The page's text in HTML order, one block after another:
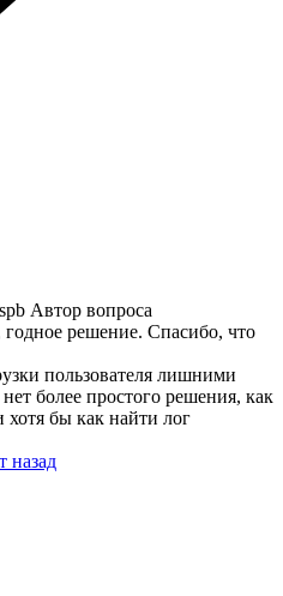
Автор вопроса
решение. Спасибо, что
пользователя лишними
более простого решения, как
бы как найти лог
назад